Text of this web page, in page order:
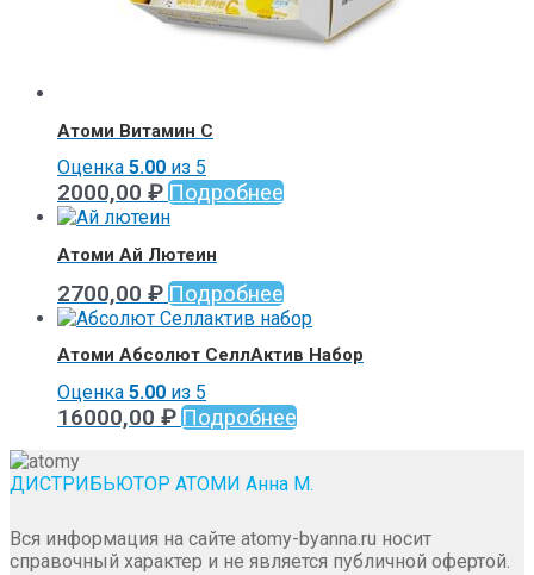
Атоми Витамин С
Оценка 5.00 из 5
2000,00 ₽Подробнее
Атоми Ай Лютеин
2700,00 ₽Подробнее
Атоми Абсолют СеллАктив Набор
Оценка 5.00 из 5
16000,00 ₽Подробнее
ДИСТРИБЬЮТОР АТОМИ Анна М.
Вся информация на сайте atomy-byanna.ru носит
справочный характер и не является публичной офертой.